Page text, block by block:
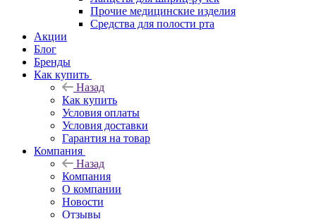
Прочие медицинские изделия
Средства для полости рта
Акции
Блог
Бренды
Как купить
Назад
Как купить
Условия оплаты
Условия доставки
Гарантия на товар
Компания
Назад
Компания
О компании
Новости
Отзывы